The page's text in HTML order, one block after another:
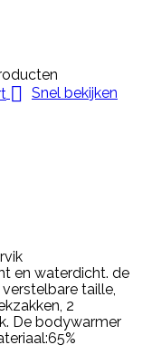
 Snel bekijken
en waterdicht. de
taille,
2
De bodywarmer